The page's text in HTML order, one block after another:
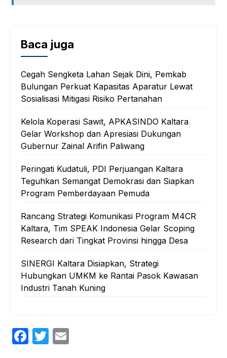
Baca juga
Cegah Sengketa Lahan Sejak Dini, Pemkab
Bulungan Perkuat Kapasitas Aparatur Lewat
Sosialisasi Mitigasi Risiko Pertanahan
Kelola Koperasi Sawit, APKASINDO Kaltara
Gelar Workshop dan Apresiasi Dukungan
Gubernur Zainal Arifin Paliwang
Peringati Kudatuli, PDI Perjuangan Kaltara
Teguhkan Semangat Demokrasi dan Siapkan
Program Pemberdayaan Pemuda
Rancang Strategi Komunikasi Program M4CR
Kaltara, Tim SPEAK Indonesia Gelar Scoping
Research dari Tingkat Provinsi hingga Desa
SINERGI Kaltara Disiapkan, Strategi
Hubungkan UMKM ke Rantai Pasok Kawasan
Industri Tanah Kuning
F
T